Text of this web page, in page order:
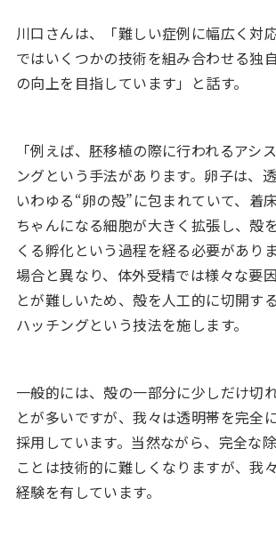
川口さんは、「難しい症例に幅広く対
ではいくつかの技術を組み合わせる独
の向上を目指しています」と話す。
「例えば、胚移植の際に行われるアシ
ングという手法があります。卵子は、
いわゆる“卵の殻”に包まれていて、着
ちゃんになる細胞が大きく拡張し、殻
くる孵化という過程を経る必要があり
場合と異なり、体外受精では様々な要
とが難しいため、殻を人工的に切開す
ハッチングという技法を施します。
一般的には、殻の一部分に少しだけ切
とが多いですが、我々は透明帯を完全
採用しています。当然ながら、完全な
ことは技術的に難しくなりますが、我
経験を有しています。